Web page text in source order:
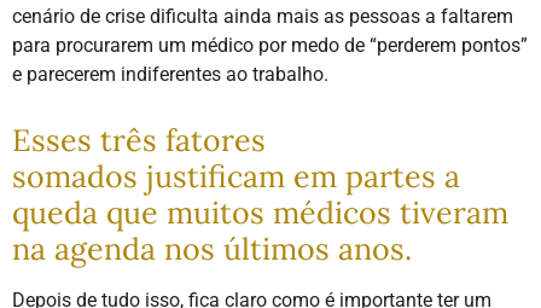
cenário de crise dificulta ainda mais as pessoas a faltarem
para procurarem um médico por medo de “perderem pontos”
e parecerem indiferentes ao trabalho.
Esses três fatores
somados justificam em partes a
queda que muitos médicos tiveram
na agenda nos últimos anos.
Depois de tudo isso, fica claro como é importante ter um